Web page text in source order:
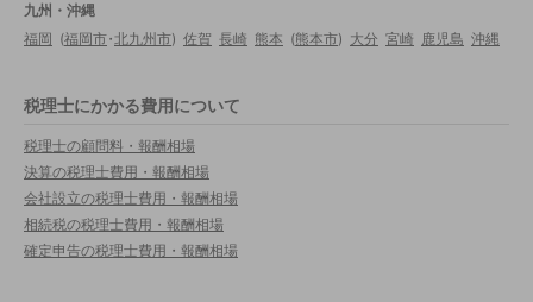
九州・沖縄
福岡 (福岡市・北九州市) 佐賀 長崎 熊本 (熊本市) 大分 宮崎 鹿児島 沖縄
税理士にかかる費用について
税理士の顧問料・報酬相場
決算の税理士費用・報酬相場
会社設立の税理士費用・報酬相場
相続税の税理士費用・報酬相場
確定申告の税理士費用・報酬相場